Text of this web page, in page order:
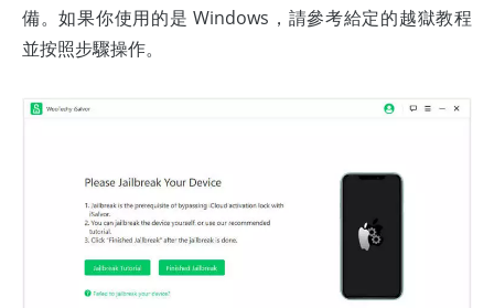
備。如果你使用的是 Windows，請參考給定的越獄教程
並按照步驟操作。